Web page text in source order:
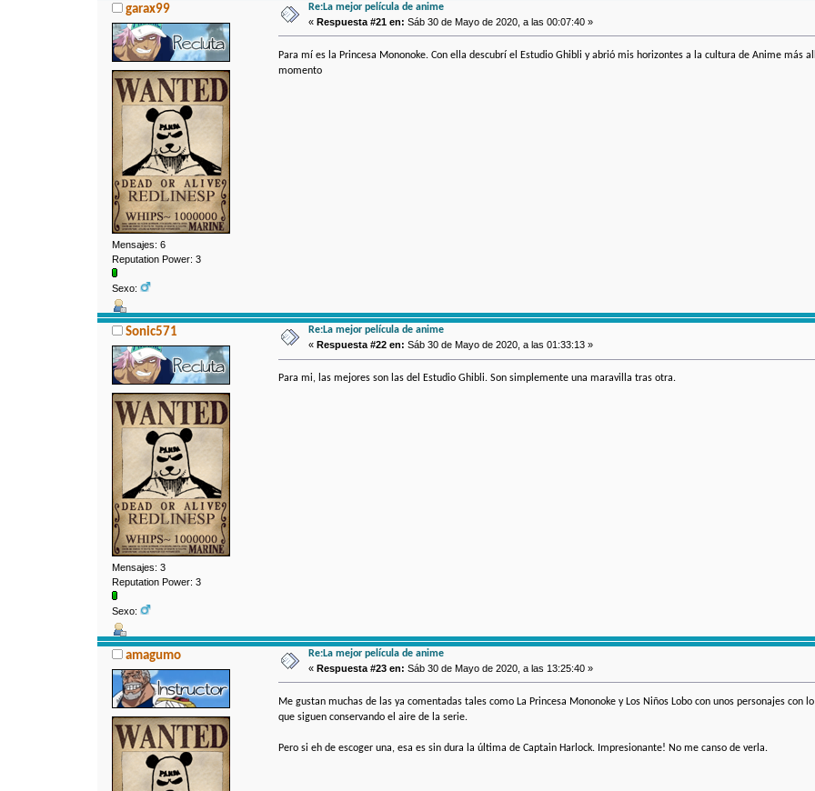
garax99
Mensajes: 6
Reputation Power: 3
Sexo:
Re:La mejor película de anime
« Respuesta #21 en: Sáb 30 de Mayo de 2020, a las 00:07:40 »
Para mí es la Princesa Mononoke. Con ella descubrí el Estudio Ghibli y abrió mis horizontes a la cultura de Anime más
momento
Sonic571
Mensajes: 3
Reputation Power: 3
Sexo:
Re:La mejor película de anime
« Respuesta #22 en: Sáb 30 de Mayo de 2020, a las 01:33:13 »
Para mi, las mejores son las del Estudio Ghibli. Son simplemente una maravilla tras otra.
amagumo
Re:La mejor película de anime
« Respuesta #23 en: Sáb 30 de Mayo de 2020, a las 13:25:40 »
Me gustan muchas de las ya comentadas tales como La Princesa Mononoke y Los Niños Lobo con unos personajes
que siguen conservando el aire de la serie.
Pero si eh de escoger una, esa es sin dura la última de Captain Harlock. Impresionante! No me canso de verla.